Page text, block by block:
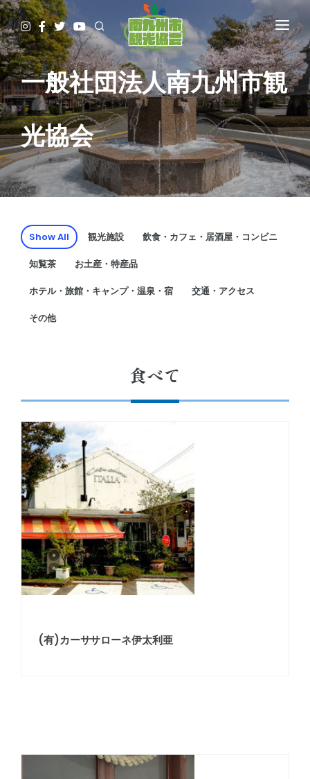
HOME
観て
遊んで
食べて
泊まって
やってみる
調べる
予約・問合せ・パンフ
交通関連
一般社団法人南九州市観
光協会
Show All 観光施設 飲食・カフェ・居酒屋・コンビニ
知覧茶 お土産・特産品
ホテル・旅館・キャンプ・温泉・宿 交通・アクセス
その他
食べて
(有)カーササローネ伊太利亜